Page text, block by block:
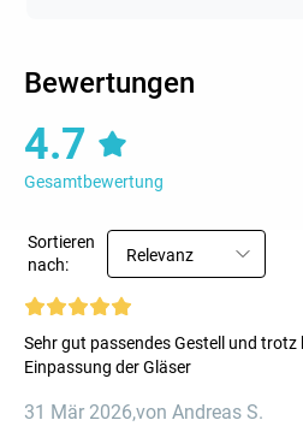
Bewertungen
4.7
Gesamtbewertung
Sortieren
nach:
Relevanz
Sehr gut passendes Gestell und
Einpassung der Gläser
31 Mär 2026,von Andreas S.